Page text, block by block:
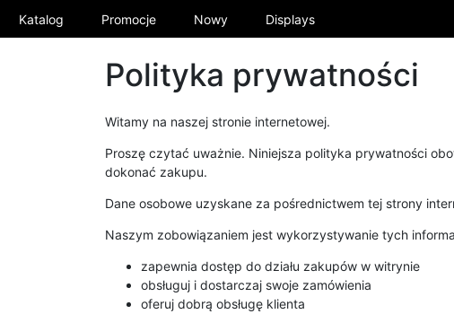
Katalog Promocje Nowy Displays
Polityka prywatności
Witamy na naszej stronie internetowej.
Proszę czytać uważnie. Niniejsza polityka prywatności
dokonać zakupu.
Dane osobowe uzyskane za pośrednictwem tej strony
Naszym zobowiązaniem jest wykorzystywanie tych
zapewnia dostęp do działu zakupów w witrynie
obsługuj i dostarczaj swoje zamówienia
oferuj dobrą obsługę klienta